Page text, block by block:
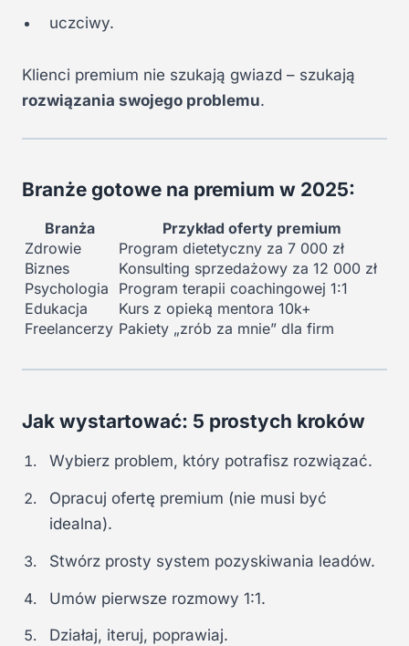
uczciwy.
Klienci premium nie szukają gwiazd – szukają
rozwiązania swojego problemu.
Branże gotowe na premium w 2025:
Branża
Przykład oferty premium
Zdrowie
Program dietetyczny za 7 000 zł
Biznes
Konsulting sprzedażowy za 12 000 zł
Psychologia
Program terapii coachingowej 1:1
Edukacja
Kurs z opieką mentora 10k+
Freelancerzy Pakiety „zrób za mnie” dla firm
Jak wystartować: 5 prostych kroków
Wybierz problem, który potrafisz rozwiązać.
Opracuj ofertę premium (nie musi być
idealna).
Stwórz prosty system pozyskiwania leadów.
Umów pierwsze rozmowy 1:1.
Działaj, iteruj, poprawiaj.